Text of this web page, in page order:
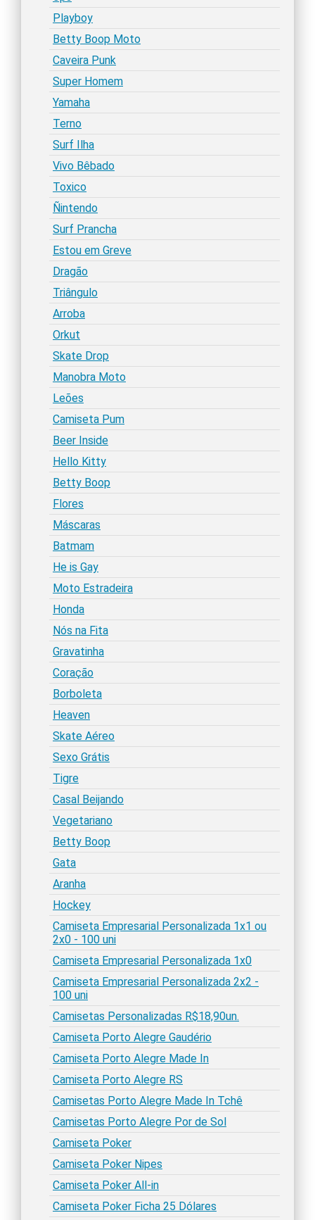
Playboy
Betty Boop Moto
Caveira Punk
Super Homem
Yamaha
Terno
Surf Ilha
Vivo Bêbado
Toxico
Ñintendo
Surf Prancha
Estou em Greve
Dragão
Triângulo
Arroba
Orkut
Skate Drop
Manobra Moto
Leões
Camiseta Pum
Beer Inside
Hello Kitty
Betty Boop
Flores
Máscaras
Batmam
He is Gay
Moto Estradeira
Honda
Nós na Fita
Gravatinha
Coração
Borboleta
Heaven
Skate Aéreo
Sexo Grátis
Tigre
Casal Beijando
Vegetariano
Betty Boop
Gata
Aranha
Hockey
Camiseta Empresarial Personalizada 1x1 ou
2x0 - 100 uni
Camiseta Empresarial Personalizada 1x0
Camiseta Empresarial Personalizada 2x2 -
100 uni
Camisetas Personalizadas R$18,90un.
Camiseta Porto Alegre Gaudério
Camiseta Porto Alegre Made In
Camiseta Porto Alegre RS
Camisetas Porto Alegre Made In Tchê
Camisetas Porto Alegre Por de Sol
Camiseta Poker
Camiseta Poker Nipes
Camiseta Poker All-in
Camiseta Poker Ficha 25 Dólares